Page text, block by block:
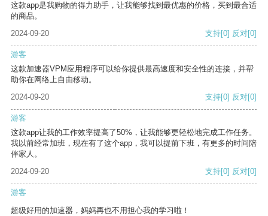
这款app是我购物的得力助手，让我能够找到最优惠的价格，买到最合适
的商品。
2024-09-20
支持[0] 反对[0]
游客
这款加速器VPM应用程序可以给你提供最高速度和安全性的连接，并帮
助你在网络上自由移动。
2024-09-20
支持[0] 反对[0]
游客
这款app让我的工作效率提高了50%，让我能够更轻松地完成工作任务。
我以前经常加班，现在有了这个app，我可以提前下班，有更多的时间陪
伴家人。
2024-09-20
支持[0] 反对[0]
游客
超级好用的加速器，妈妈再也不用担心我的学习啦！